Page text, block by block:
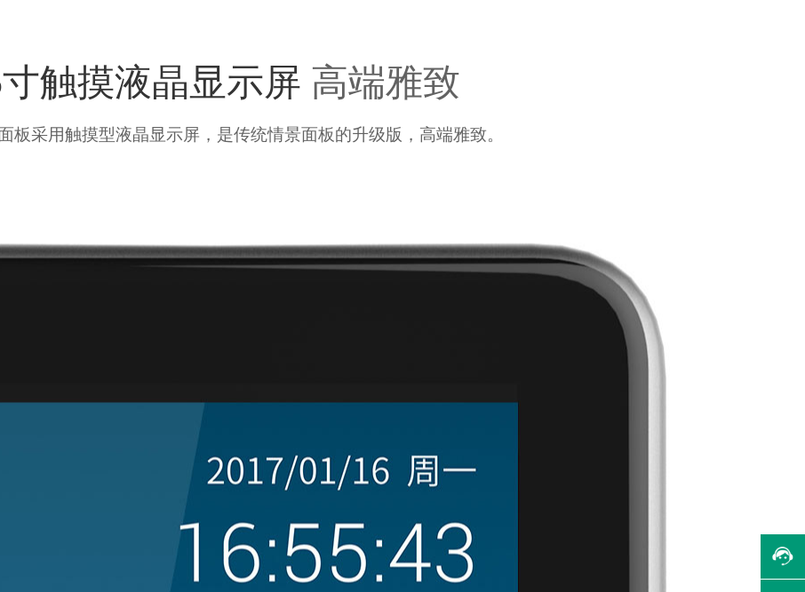
触摸液晶显示屏 高端雅致
板采用触摸型液晶显示屏，是传统情景面板的升级版，高端雅致。